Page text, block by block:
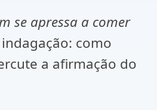
se apressa a comer
como
a afirmação do